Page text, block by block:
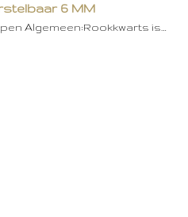
6 MM
Algemeen:Rookkwarts is…